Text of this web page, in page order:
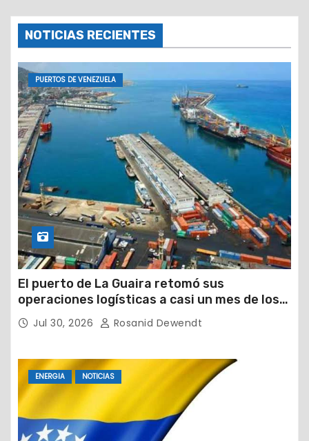
NOTICIAS RECIENTES
PUERTOS DE VENEZUELA
El puerto de La Guaira retomó sus
operaciones logísticas a casi un mes de los
devastadores terremotos
Jul 30, 2026 Rosanid Dewendt
ENERGIA NOTICIAS